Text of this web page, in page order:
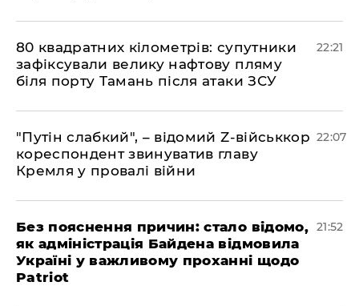
​80 квадратних кілометрів: супутники
зафіксували велику нафтову пляму
біля порту Тамань після атаки ЗСУ
22:21
"Путін слабкий", – відомий Z-військкор
кореспондент звинуватив главу
Кремля у провалі війни
22:07
​Без пояснення причин: стало відомо,
як адміністрація Байдена відмовила
Україні у важливому проханні щодо
Patriot
21:52